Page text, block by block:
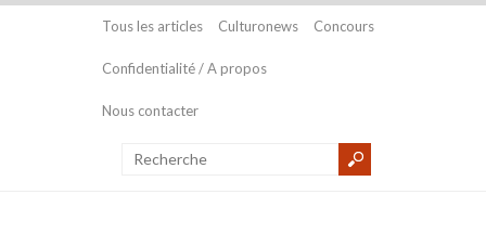
Tous les articles Culturonews Concours
Confidentialité / A propos
Nous contacter